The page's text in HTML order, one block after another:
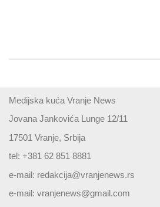
Medijska kuća Vranje News
Jovana Jankovića Lunge 12/11
17501 Vranje, Srbija
tel: +381 62 851 8881
e-mail: redakcija@vranjenews.rs
e-mail: vranjenews@gmail.com